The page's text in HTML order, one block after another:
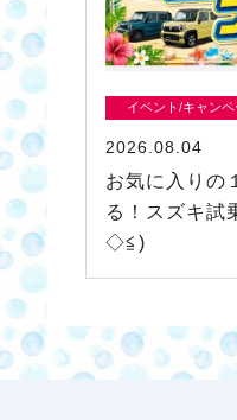
イベント/キャンペ
2026.08.04
お気に入りの
る！スズキ試
◇≦)